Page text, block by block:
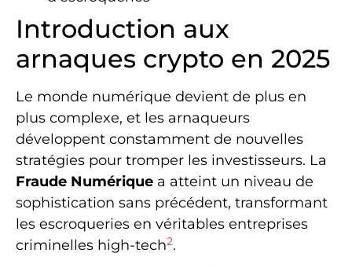
Introduction aux
arnaques crypto en 2025
Le monde numérique devient de plus en
plus complexe, et les arnaqueurs
développent constamment de nouvelles
stratégies pour tromper les investisseurs. La
Fraude Numérique a atteint un niveau de
sophistication sans précédent, transformant
les escroqueries en véritables entreprises
criminelles high-tech2.